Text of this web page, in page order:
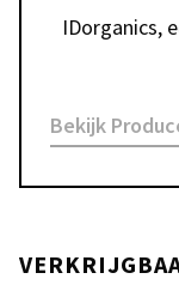
IDorganics,
Bekijk